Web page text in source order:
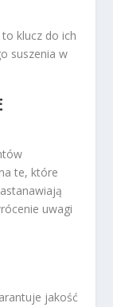
to klucz do ich
suszenia w
te, które
uwagi
jakość